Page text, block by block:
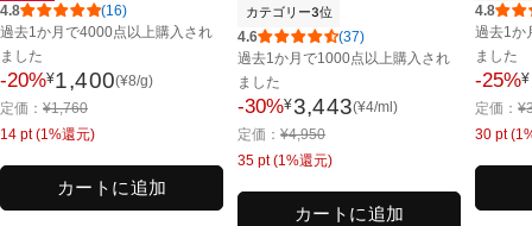
4.8
(16)
過去1か月で4000点以上購入され
ました
-20%
セ
ー
ル
価
¥1,400(¥8/g)
通
常
定価： ¥1,760
14 pt (1%還元)
カートに追加
カテゴリー3位
4.6
(37)
過去1か月で1000点以上購入され
ました
-30%
セ
ー
ル
価
¥3,443(¥4/ml)
通
常
定価：¥4,950
35 pt (1%還元)
カートに追加
4.8
過去1か
ました
-25%
セ
ー
ル
価
¥
通
常
定価：¥
30 pt